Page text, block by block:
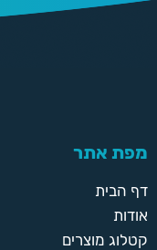
מפת אתר
דף הבית
אודות
קטלוג מוצרים